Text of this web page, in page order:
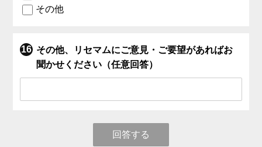
その他
その他、リセマムにご意見・ご要望があればお
聞かせください（任意回答）
回答する